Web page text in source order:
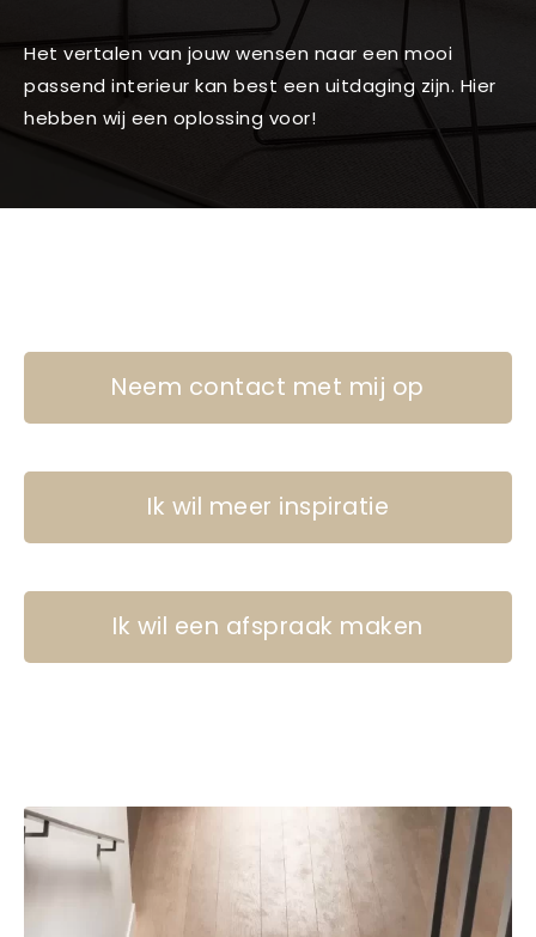
Het vertalen van jouw wensen naar een mooi
passend interieur kan best een uitdaging zijn. Hier
hebben wij een oplossing voor!
Neem contact met mij op
Ik wil meer inspiratie
Ik wil een afspraak maken